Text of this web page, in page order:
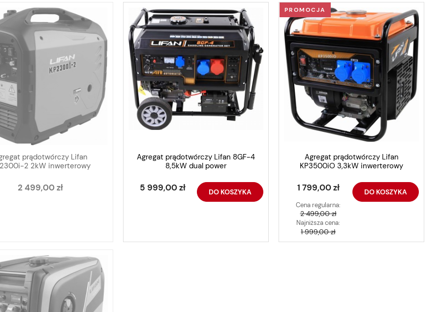
prądotwórczy Lifan
2 2kW inwerterowy
2 499,00 zł
Agregat prądotwórczy Lifan 8GF-4
8,5kW dual power
5 999,00 zł DO KOSZYKA
Agregat prądotwórczy Lifan
KP3500iO 3,3kW inwerterowy
1 799,00 zł
Cena regularna:
2 499,00 zł
Najniższa cena:
1 999,00 zł
DO KOSZYKA
PROMOCJA